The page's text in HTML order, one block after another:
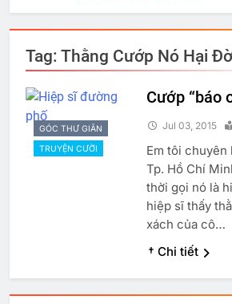
Tag: Thằng Cướp Nó Hại
GÓC THƯ GIÃN
TRUYỆN CƯỜI
Cướp “báo
Jul 03, 2015
Em tôi
Tp. Hồ Chí
thời gọi nó là
hiệp sĩ thấy
xách của cô…
† Chi tiết